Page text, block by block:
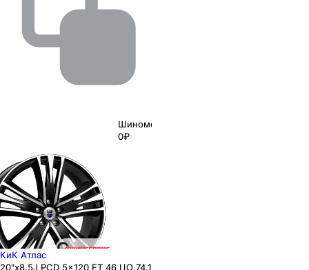
Шиномонтаж
0₽
КиК Атлас
20"x8.5J PCD 5x120 ЕТ 46 ЦО 74.1